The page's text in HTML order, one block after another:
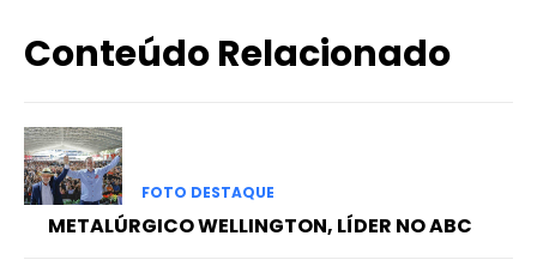
Conteúdo Relacionado
FOTO DESTAQUE
METALÚRGICO WELLINGTON, LÍDER NO ABC